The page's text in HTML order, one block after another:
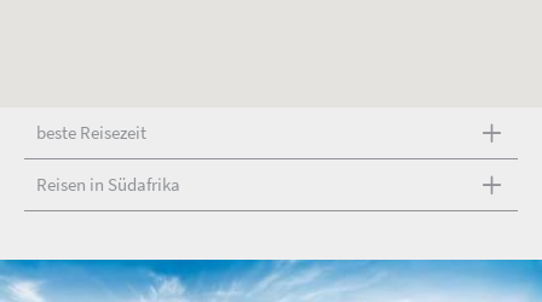
beste Reisezeit
Reisen in Südafrika